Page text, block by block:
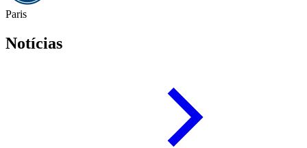
Paris
Notícias